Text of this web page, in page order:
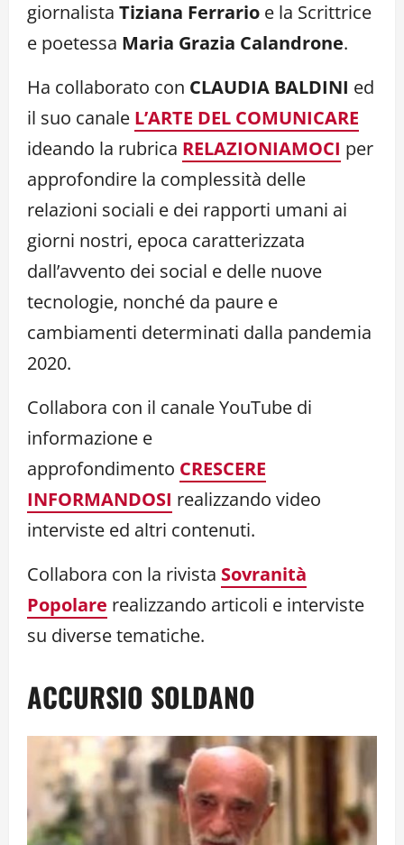
giornalista Tiziana Ferrario e la Scrittrice
e poetessa Maria Grazia Calandrone.
Ha collaborato con CLAUDIA BALDINI ed
il suo canale L’ARTE DEL COMUNICARE
ideando la rubrica RELAZIONIAMOCI per
approfondire la complessità delle
relazioni sociali e dei rapporti umani ai
giorni nostri, epoca caratterizzata
dall’avvento dei social e delle nuove
tecnologie, nonché da paure e
cambiamenti determinati dalla pandemia
2020.
Collabora con il canale YouTube di
informazione e
approfondimento CRESCERE
INFORMANDOSI realizzando video
interviste ed altri contenuti.
Collabora con la rivista Sovranità
Popolare realizzando articoli e interviste
su diverse tematiche.
ACCURSIO SOLDANO